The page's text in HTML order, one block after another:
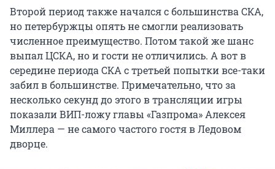
Второй период также начался с большинства СКА,
но петербуржцы опять не смогли реализовать
численное преимущество. Потом такой же шанс
выпал ЦСКА, но и гости не отличились. А вот в
середине периода СКА с третьей попытки все-таки
забил в большинстве. Примечательно, что за
несколько секунд до этого в трансляции игры
показали ВИП-ложу главы «Газпрома» Алексея
Миллера — не самого частого гостя в Ледовом
дворце.